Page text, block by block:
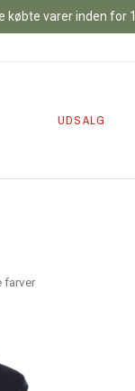
købte varer inden for
UDSALG
farver